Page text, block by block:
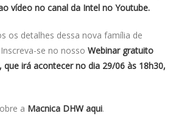
vídeo no canal da Intel no Youtube.
os detalhes dessa nova família de
se no nosso Webinar gratuito
que irá acontecer no dia 29/06 às 18h30,
a Macnica DHW aqui.